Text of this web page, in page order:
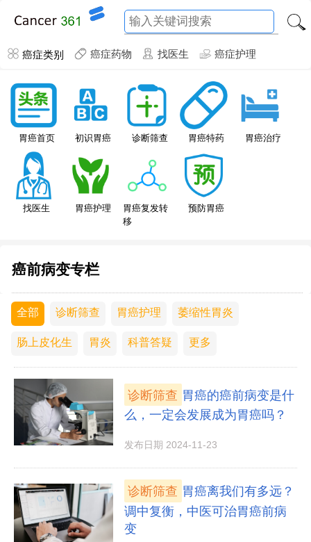
癌症类别 癌症药物 找医生 癌症护理
胃癌首页 初识胃癌 诊断筛查 胃癌特药 胃癌治疗
找医生 胃癌护理
胃癌复发转
移
预防胃癌
癌前病变专栏
全部 诊断筛查 胃癌护理 萎缩性胃炎
肠上皮化生 胃炎 科普答疑 更多
诊断筛查 胃癌的癌前病变是什
么，一定会发展成为胃癌吗？
发布日期 2024-11-23
诊断筛查 胃癌离我们有多远？
调中复衡，中医可治胃癌前病
变